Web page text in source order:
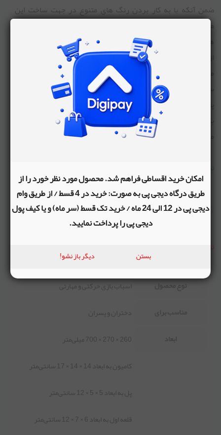
ضمن آنکه با به کار بردن رنگ های متنوع در جهت ساخت این
محصول، این امکان به کودک داده می شود که در حین بازی با رنگ
ها آشنا شود و نسبت به انواع آن شناخت پیدا کند.
از دیگر ویژگی این محصول جنس قطعات آن می باشد که از پلاستیک
مرغوب تولیده شده است و فاقد هر گونه مواد شیمیایی و رنگ های
سمی می باشد. اسباب بازی سوپر فرغون زرین تویز به علت جنس
پلاستیکی اش سبک بوده و کودک می تواند آن را به تنهایی حمل و جا
به جا کند و هم قابلیت شست و شو را دارد و بعد از هر بار مصرف
می توان تمام تکه های آن را شست و ضد عفونی کرد.
تکمیل بودن قطعات ست
افزایش مهرات کودک
افزایش خلاقیت کودک
نوع محصول
اسباب بازی حرکتی و مهارتی
دختران و پسران
260 × 270 × 700 میلی‌متر
کامیون به ابعاد 14 × 14 × 17 سانتی‌متر
پل به ابعاد 5 × 5 × 12 سانتی‌متر
قلعه اول به ابعاد 6 × 7 × 12 سانتی‌متر
امکان خرید اقساطی فراهم شد. محصول مورد نظر خورد را از
طریق درگاه دیجی پی به صورت: خرید در 4 قسط / از طریق وام
دیجی پی در 12 الی 24 ماه / خرید تک قسط (سر ماه) و یا کیف پول
دیجی پی را پرداخت نمایید.
بستن دیگر باز نشو!